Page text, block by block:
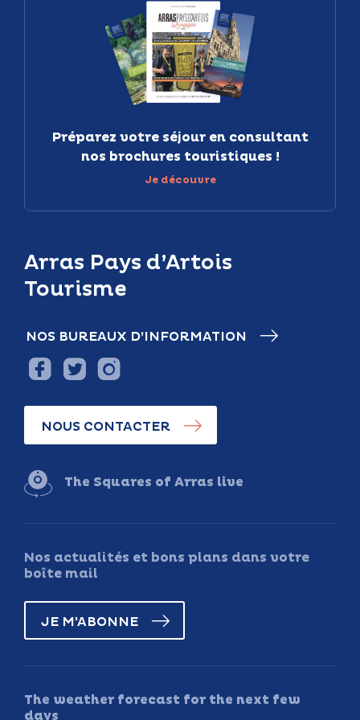
Arras Pays d’Artois
Tourisme
NOS BUREAUX D’INFORMATION
NOUS CONTACTER
The Squares of Arras live
Nos actualités et bons plans dans votre
boîte mail
JE M'ABONNE
The weather forecast for the next few
days
Préparez votre séjour en consultant
nos brochures touristiques !
Je découvre